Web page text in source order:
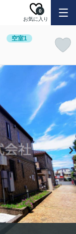
お気に入り
0
空室1